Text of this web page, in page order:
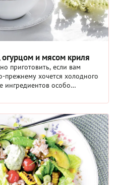
и мясом криля
приготовить, если вам
хочется холодного
ингредиентов особо